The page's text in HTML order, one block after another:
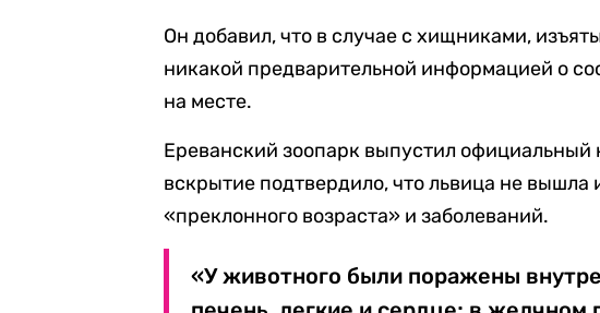
Он добавил, что в случае с хищниками,
никакой предварительной информацией о
на месте.
Ереванский зоопарк выпустил официальный
вскрытие подтвердило, что львица не вышла
«преклонного возраста» и заболеваний.
«У животного были поражены